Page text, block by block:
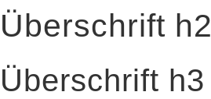
Überschrift h2
Überschrift h3